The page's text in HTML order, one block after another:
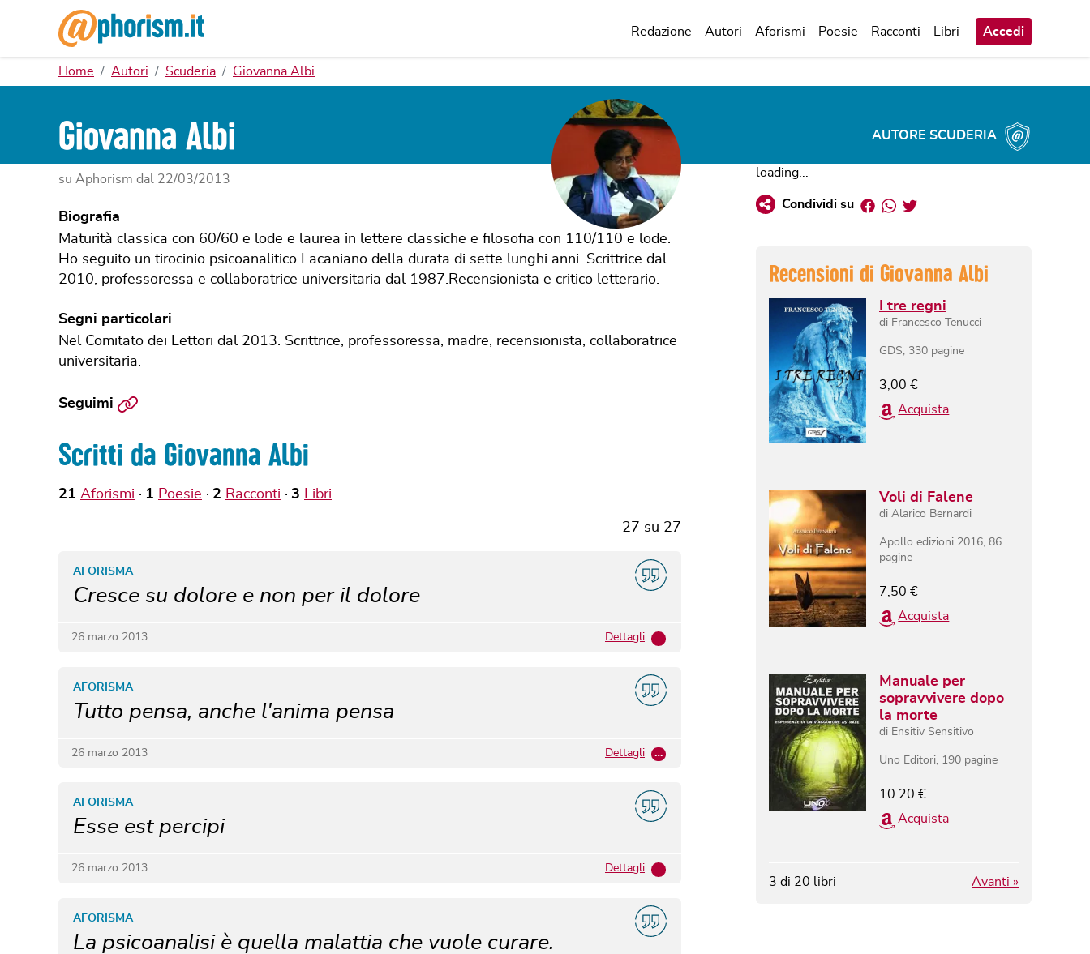
Redazione Autori Aforismi Poesie Racconti Libri Accedi
Home Autori Scuderia Giovanna Albi
Giovanna Albi AUTORE SCUDERIA
su Aphorism dal 22/03/2013
Biografia
Maturità classica con 60/60 e lode e laurea in lettere classiche e filosofia con 110/110 e lode.
Ho seguito un tirocinio psicoanalitico Lacaniano della durata di sette lunghi anni. Scrittrice dal
2010, professoressa e collaboratrice universitaria dal 1987.Recensionista e critico letterario.
Segni particolari
Nel Comitato dei Lettori dal 2013. Scrittrice, professoressa, madre, recensionista, collaboratrice
universitaria.
Seguimi Sito
Scritti da Giovanna Albi
21 Aforismi 1 Poesie 2 Racconti 3 Libri
27 su 27
Cresce su dolore e non per il dolore
AFORISMA
26 marzo 2013 Dettagli …
Tutto pensa, anche l'anima pensa
AFORISMA
26 marzo 2013 Dettagli …
Esse est percipi
AFORISMA
26 marzo 2013 Dettagli …
La psicoanalisi è quella malattia che vuole curare.
AFORISMA
loading...
Condividi su Facebook
Whatsapp
Twitter
Recensioni di Giovanna Albi
I tre regni
di Francesco Tenucci
GDS, 330 pagine
3,00 €
Acquista
Voli di Falene
di Alarico Bernardi
Apollo edizioni 2016, 86
pagine
7,50 €
Acquista
Manuale per
sopravvivere dopo
la morte
di Ensitiv Sensitivo
Uno Editori 190 pagine
10.20 €
Acquista
3 di 20 libri Avanti »